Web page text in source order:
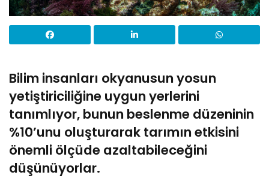
Bilim insanları okyanusun yosun
yetiştiriciliğine uygun yerlerini
tanımlıyor, bunun beslenme düzeninin
%10’unu oluşturarak tarımın etkisini
önemli ölçüde azaltabileceğini
düşünüyorlar.